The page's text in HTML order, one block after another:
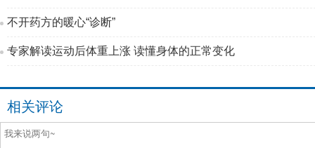
不开药方的暖心“诊断”
专家解读运动后体重上涨 读懂身体的正常变化
相关评论